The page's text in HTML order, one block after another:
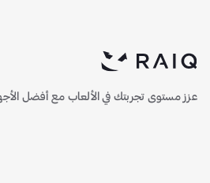
عزز مستوى تجربتك في الألعاب مع أفضل